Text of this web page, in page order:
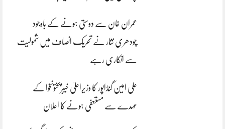
عمران خان سے دوستی ہونے کے باوجود
چودھری نثار نے تحریک انصاف میں شمولیت
سے انکاری رہے
علی امین گنڈاپور کا وزیراعلیٰ خیبرپختونخوا کے
عہدے سے مستعفی ہونے کا اعلان